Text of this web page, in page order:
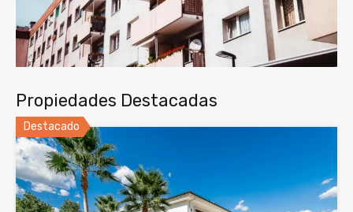
Propiedades Destacadas
Destacado